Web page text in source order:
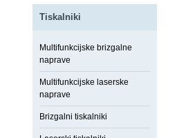
Tiskalniki
Multifunkcijske brizgalne
naprave
Multifunkcijske laserske
naprave
Brizgalni tiskalniki